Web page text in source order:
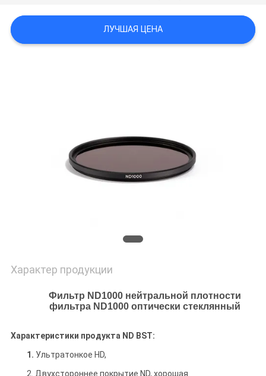
POLICY
ЛУЧШАЯ ЦЕНА
Характер продукции
Фильтр ND1000 нейтральной плотности
фильтра ND1000 оптически стеклянный
Характеристики продукта ND BST:
1. Ультратонкое HD,
2. Двухстороннее покрытие ND, хорошая